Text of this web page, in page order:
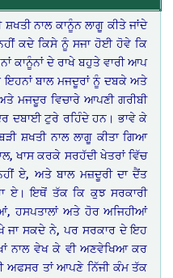
ਨਾਲ ਕਾਨੂੰਨ ਲਾਗੂ ਕੀਤੇ ਜਾਂਦੇ
ਕਦੇ ਕਿਸੇ ਨੂੰ ਸਜਾ ਹੋਈ ਹੋਵੇ ਕਿ
ਕਾਨੂੰਨਾਂ ਦੇ ਰਾਖੇ ਬਹੁਤੇ ਵਾਰੀ ਆਪ
ਬਾਲ ਮਜਦੂਰਾਂ ਨੂੰ ਦਬਕੇ ਅਤੇ
ਮਜਦੂਰ ਵਿਚਾਰੇ ਆਪਣੀ ਗਰੀਬੀ
ਦਬਾਈ ਟੁਰੇ ਰਹਿੰਦੇ ਹਨ। ਭਾਵੇ ਕੇ
ਸ਼ਖਤੀ ਨਾਲ ਲਾਗੂ ਕੀਤਾ ਗਿਆ
ਖਾਸ ਕਰਕੇ ਸਰਹੱਦੀ ਖੇਤਰਾਂ ਵਿੱਚ
ਏ, ਅਤੇ ਬਾਲ ਮਜ਼ਦੂਰੀ ਦਾ ਦੈਂਤ
ਏ। ਇਥੋਂ ਤੱਕ ਕਿ ਕੁਝ ਸਰਕਾਰੀ
ਹਸਪਤਾਲਾਂ ਅਤੇ ਹੋਰ ਅਜਿਹੀਆਂ
ਜਾ ਸਕਦੇ ਨੇ, ਪਰ ਸਰਕਾਰ ਦੇ ਇਹ
ਨਾਲ ਵੇਖ ਕੇ ਵੀ ਅਣਵੇਖਿਆ ਕਰ
ਅਫਸਰ ਤਾਂ ਆਪਣੇ ਨਿੱਜੀ ਕੰਮ ਤੱਕ